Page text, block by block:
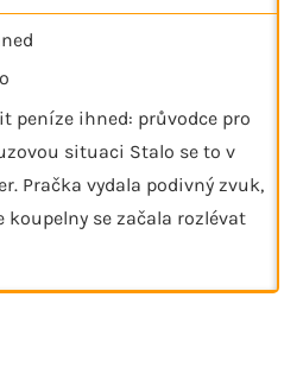
peníze ihned: průvodce pro
situaci Stalo se to v
Pračka vydala podivný zvuk,
koupelny se začala rozlévat